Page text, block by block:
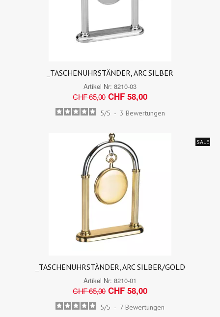
_TASCHENUHRSTÄNDER, ARC SILBER
Artikel Nr: 8210-03
CHF 65,00 CHF 58,00
5/5 - 3 Bewertungen
SALE
_TASCHENUHRSTÄNDER, ARC SILBER/GOLD
Artikel Nr: 8210-01
CHF 65,00 CHF 58,00
5/5 - 7 Bewertungen